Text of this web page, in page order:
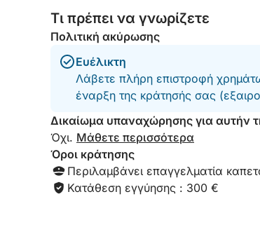
Τι πρέπει να γνωρίζετε
Πολιτική ακύρωσης
Ευέλικτη
Λάβετε πλήρη επιστροφή
έναρξη της κράτησής σας
Δικαίωμα υπαναχώρησης για αυτήν
Όχι. Μάθετε περισσότερα
Όροι κράτησης
Περιλαμβάνει επαγγελματία
Κατάθεση εγγύησης : 300 €